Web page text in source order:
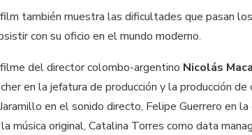
también muestra las dificultades que pasan
con su oficio en el mundo moderno.
del director colombo-argentino Nicolás
en la jefatura de producción y la producción
en el sonido directo, Felipe Guerrero en
música original, Catalina Torres como data